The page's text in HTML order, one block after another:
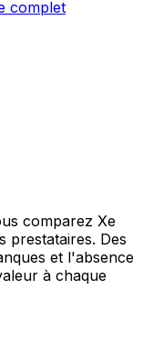
complet
comparez Xe
prestataires. Des
et l'absence
à chaque